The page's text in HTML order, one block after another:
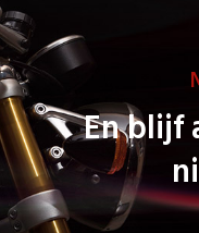
En blijf